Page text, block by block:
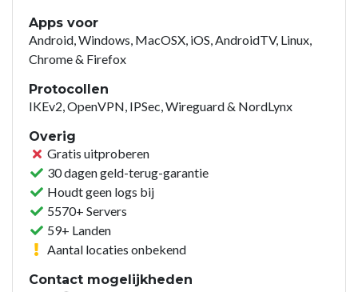
Apps voor
Android, Windows, MacOSX, iOS, AndroidTV, Linux,
Chrome & Firefox
Protocollen
IKEv2, OpenVPN, IPSec, Wireguard & NordLynx
Overig
Gratis uitproberen
30 dagen geld-terug-garantie
Houdt geen logs bij
5570+ Servers
59+ Landen
Aantal locaties onbekend
Contact mogelijkheden